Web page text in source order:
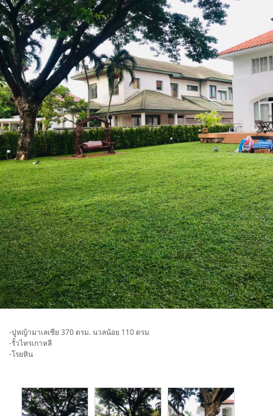
-ปูหญ้ามาเลเซีย 370 ตรม. นวลน้อย 110 ตรม
-รั้วไทรเกาหลี
-โรยหิน